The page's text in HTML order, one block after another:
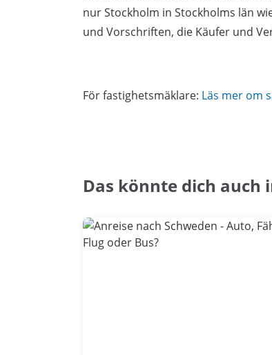
nur Stockholm in Stockholms län
und Vorschriften, die Käufer und
För fastighetsmäklare: Läs mer om
Das könnte dich auch